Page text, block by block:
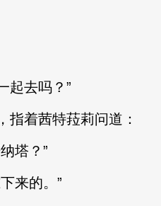
去吗？”
着茜特菈莉问道：
塔？”
来的。”